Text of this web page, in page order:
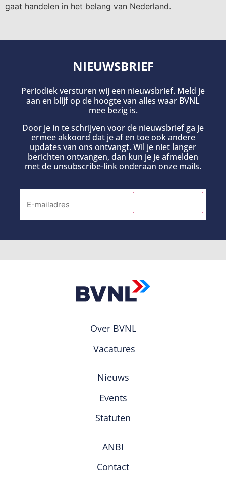
gaat handelen in het belang van Nederland.
NIEUWSBRIEF
Periodiek versturen wij een nieuwsbrief. Meld je
aan en blijf op de hoogte van alles waar BVNL
mee bezig is.
Door je in te schrijven voor de nieuwsbrief ga je
ermee akkoord dat je af en toe ook andere
updates van ons ontvangt. Wil je niet langer
berichten ontvangen, dan kun je je afmelden
met de unsubscribe-link onderaan onze mails.
Over BVNL
Vacatures
Nieuws
Events
Statuten
ANBI
Contact